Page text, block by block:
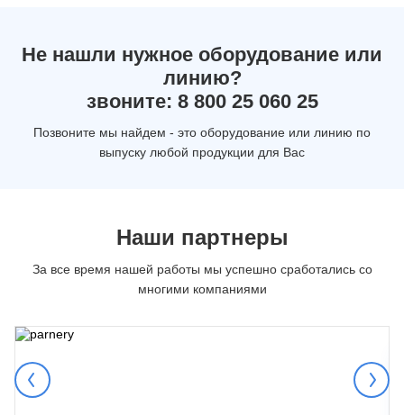
Не нашли нужное оборудование или
линию?
звоните: 8 800 25 060 25
Позвоните мы найдем - это оборудование или линию по
выпуску любой продукции для Вас
Наши партнеры
За все время нашей работы мы успешно сработались со
многими компаниями